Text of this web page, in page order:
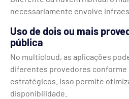
necessariamente envolve
Uso de dois ou mais
pública
No multicloud, as aplicações
diferentes provedores
estratégicos. Isso permite
disponibilidade.